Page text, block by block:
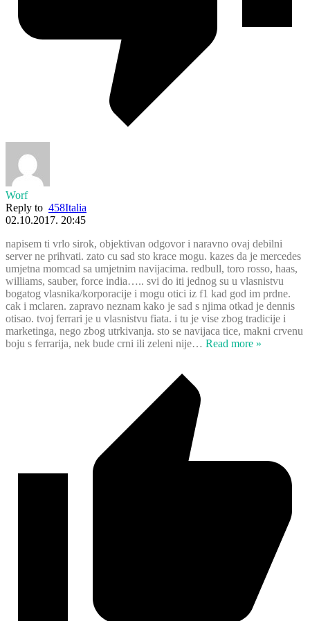
Worf
Reply to 458Italia
02.10.2017. 20:45
napisem ti vrlo sirok, objektivan odgovor i naravno ovaj debilni
server ne prihvati. zato cu sad sto krace mogu. kazes da je mercedes
umjetna momcad sa umjetnim navijacima. redbull, toro rosso, haas,
williams, sauber, force india….. svi do iti jednog su u vlasnistvu
bogatog vlasnika/korporacije i mogu otici iz f1 kad god im prdne.
cak i mclaren. zapravo neznam kako je sad s njima otkad je dennis
otisao. tvoj ferrari je u vlasnistvu fiata. i tu je vise zbog tradicije i
marketinga, nego zbog utrkivanja. sto se navijaca tice, makni crvenu
boju s ferrarija, nek bude crni ili zeleni nije… Read more »